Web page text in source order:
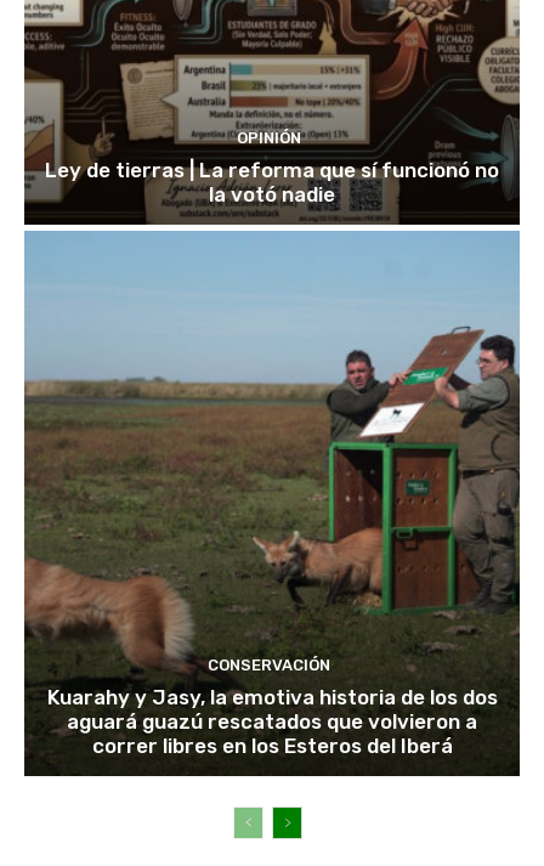
OPINIÓN
Ley de tierras | La reforma que sí funcionó no
la votó nadie
CONSERVACIÓN
Kuarahy y Jasy, la emotiva historia de los dos
aguará guazú rescatados que volvieron a
correr libres en los Esteros del Iberá